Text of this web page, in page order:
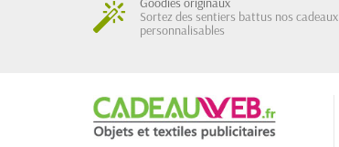
Sortez des sentiers battus nos cadeaux
personnalisables